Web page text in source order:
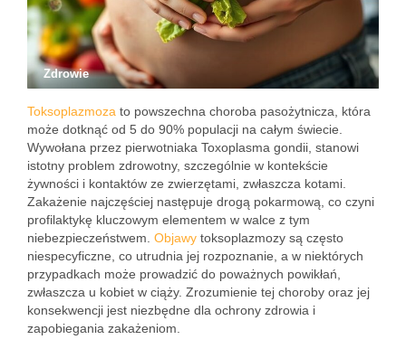
Zdrowie
Toksoplazmoza to powszechna choroba pasożytnicza, która
może dotknąć od 5 do 90% populacji na całym świecie.
Wywołana przez pierwotniaka Toxoplasma gondii, stanowi
istotny problem zdrowotny, szczególnie w kontekście
żywności i kontaktów ze zwierzętami, zwłaszcza kotami.
Zakażenie najczęściej następuje drogą pokarmową, co czyni
profilaktykę kluczowym elementem w walce z tym
niebezpieczeństwem. Objawy toksoplazmozy są często
niespecyficzne, co utrudnia jej rozpoznanie, a w niektórych
przypadkach może prowadzić do poważnych powikłań,
zwłaszcza u kobiet w ciąży. Zrozumienie tej choroby oraz jej
konsekwencji jest niezbędne dla ochrony zdrowia i
zapobiegania zakażeniom.